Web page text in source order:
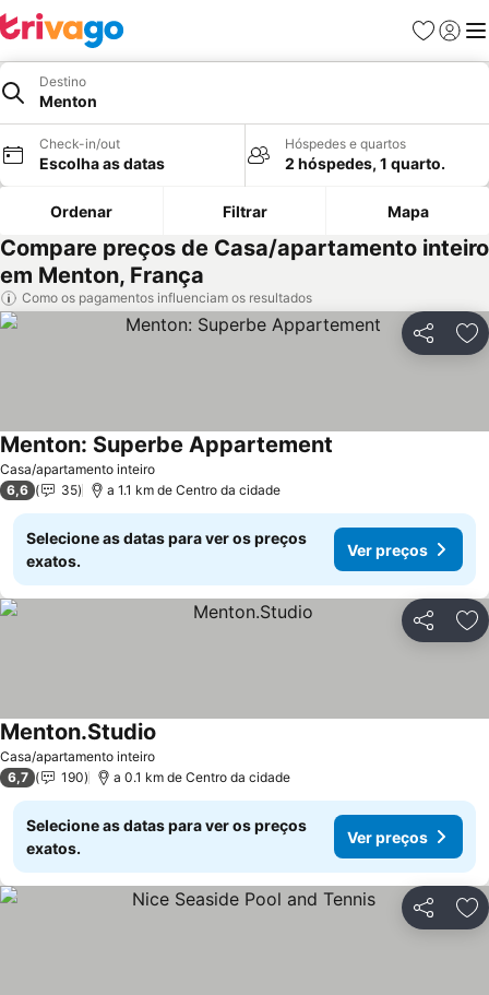
Favoritos
Iniciar
Destino
Menton
Check-in/out
Escolha as datas
Hóspedes e quartos
2 hóspedes, 1 quarto.
Ordenar Filtrar Mapa
Compare preços de Casa/apartamento inteiro
em Menton, França
Como os pagamentos influenciam os resultados
Partilhar
Casa/apartamento inteiro
Menton: Superbe Appartement
6,6 35 a 1.1 km de Centro da cidade
Selecione as datas para ver os preços
exatos.
Ver preços
Partilhar
Casa/apartamento inteiro
Menton.Studio
6,7 190 a 0.1 km de Centro da cidade
Selecione as datas para ver os preços
exatos.
Ver preços
Partilhar